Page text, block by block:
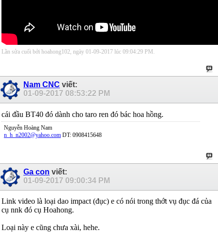
Lần sửa cuối bởi hoahong102, ngày 01-09-2017 lúc 09:04:29 PM .
Nam CNC viết:
01-09-2017 08:53:22 PM
cái đầu BT40 đó dành cho taro ren đó bác hoa hồng.
Nguyễn Hoàng Nam
n_h_n2002@yahoo.com DT: 0908415648
Ga con viết:
01-09-2017 09:00:34 PM
Link video là loại dao impact (đục) e có nói trong thớt vụ đục đá của
cụ nnk đó cụ Hoahong.
Loại này e cũng chưa xài, hehe.